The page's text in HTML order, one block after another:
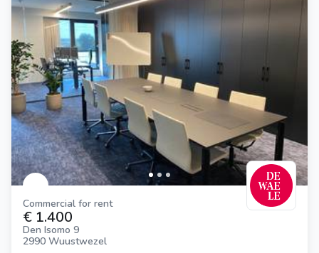
Commercial for rent
€ 1.400
Den Isomo 9
2990 Wuustwezel